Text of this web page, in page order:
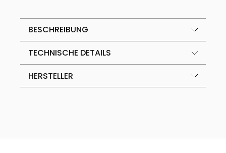
BESCHREIBUNG
TECHNISCHE DETAILS
HERSTELLER